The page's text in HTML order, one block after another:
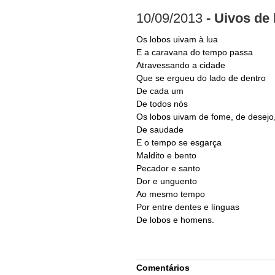
10/09/2013 - Uivos de
Os lobos uivam à lua
E a caravana do tempo passa
Atravessando a cidade
Que se ergueu do lado de dentro
De cada um
De todos nós
Os lobos uivam de fome, de desejo,
De saudade
E o tempo se esgarça
Maldito e bento
Pecador e santo
Dor e unguento
Ao mesmo tempo
Por entre dentes e línguas
De lobos e homens.
Comentários